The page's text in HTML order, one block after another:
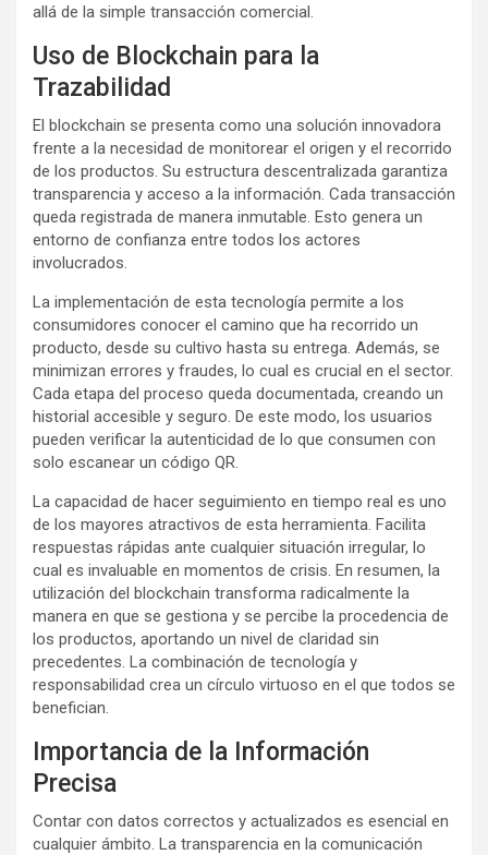
allá de la simple transacción comercial.
Uso de Blockchain para la
Trazabilidad
El blockchain se presenta como una solución innovadora
frente a la necesidad de monitorear el origen y el recorrido
de los productos. Su estructura descentralizada garantiza
transparencia y acceso a la información. Cada transacción
queda registrada de manera inmutable. Esto genera un
entorno de confianza entre todos los actores
involucrados.
La implementación de esta tecnología permite a los
consumidores conocer el camino que ha recorrido un
producto, desde su cultivo hasta su entrega. Además, se
minimizan errores y fraudes, lo cual es crucial en el sector.
Cada etapa del proceso queda documentada, creando un
historial accesible y seguro. De este modo, los usuarios
pueden verificar la autenticidad de lo que consumen con
solo escanear un código QR.
La capacidad de hacer seguimiento en tiempo real es uno
de los mayores atractivos de esta herramienta. Facilita
respuestas rápidas ante cualquier situación irregular, lo
cual es invaluable en momentos de crisis. En resumen, la
utilización del blockchain transforma radicalmente la
manera en que se gestiona y se percibe la procedencia de
los productos, aportando un nivel de claridad sin
precedentes. La combinación de tecnología y
responsabilidad crea un círculo virtuoso en el que todos se
benefician.
Importancia de la Información
Precisa
Contar con datos correctos y actualizados es esencial en
cualquier ámbito. La transparencia en la comunicación